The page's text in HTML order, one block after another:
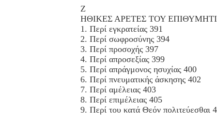
Z
ΗΘΙΚΕΣ ΑΡΕΤΕΣ ΤΟΥ
1. Περί εγκρατείας 391
2. Περί σωφροσύνης 394
3. Περί προσοχής 397
4. Περί απροσεξίας 399
5. Περί απράγμονος ησυχίας 400
6. Περί πνευματικής άσκησης 402
7. Περί αμέλειας 403
8. Περί επιμέλειας 405
9. Περί του κατά Θεόν πολιτεύεσθαι